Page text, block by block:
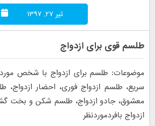
تیر ۲۷, ۱۳۹۷
طلسم قوی برای ازدواج
موضوعات: طلسم برای ازدواج با شخص مورد
سریع، طلسم ازدواج فوری، احضار ازدواج،
معشوق، جادو ازدواج، طلسم شکن و بخت
ازدواج بافردموردنظر